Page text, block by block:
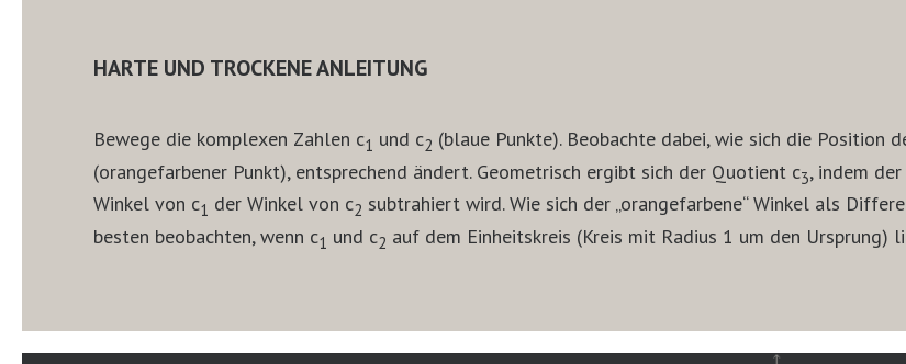
HARTE UND TROCKENE ANLEITUNG
Bewege die komplexen Zahlen c1 und c2 (blaue Punkte). Beobachte dabei, wie sich die Position
(orangefarbener Punkt), entsprechend ändert. Geometrisch ergibt sich der Quotient c3, indem
Winkel von c1 der Winkel von c2 subtrahiert wird. Wie sich der „orangefarbene“ Winkel als
besten beobachten, wenn c1 und c2 auf dem Einheitskreis (Kreis mit Radius 1 um den Ursprung)